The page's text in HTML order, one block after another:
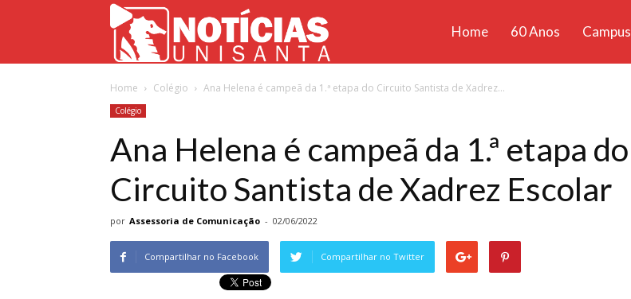
Unisanta
Home 60 Anos Campus
Home Colégio Ana Helena é campeã da 1.ª etapa do Circuito Santista de Xadrez...
Colégio
Ana Helena é campeã da 1.ª etapa do
Circuito Santista de Xadrez Escolar
por Assessoria de Comunicação - 02/06/2022
Compartilhar no Facebook Compartilhar no Twitter